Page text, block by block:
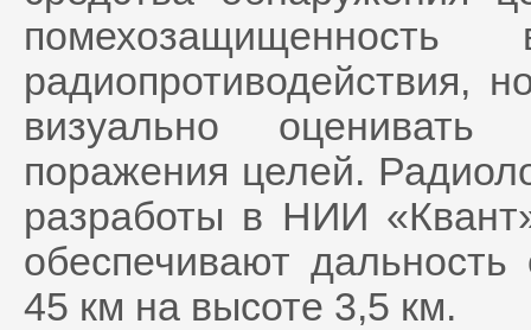
радиопротиводействия,
визуально
поражения целей.
разработы в НИИ
обеспечивают
45 км на высоте 3,5 км.